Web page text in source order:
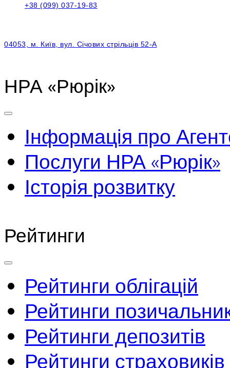
+38 (099) 037-19-83
04053, м. Київ, вул. Січових стрільців 52-А
НРА «Рюрік»
Інформація про
Послуги НРА «Рюрік»
Історія розвитку
Рейтинги
Рейтинги облігацій
Рейтинги
Рейтинги депозитів
Рейтинги страховиків